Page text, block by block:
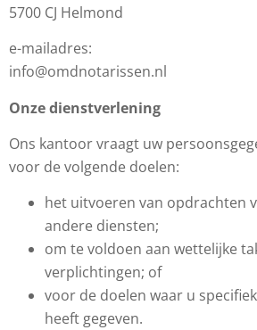
5700 CJ Helmond
e-mailadres:
info@omdnotarissen.nl
Onze dienstverlening
Ons kantoor vraagt uw
voor de volgende doelen:
het uitvoeren van opdrachten
andere diensten;
om te voldoen aan wettelijke
verplichtingen; of
voor de doelen waar u
heeft gegeven.